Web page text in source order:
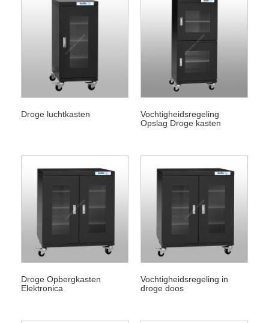
Droge luchtkasten
Vochtigheidsregeling
Opslag Droge kasten
Droge Opbergkasten
Elektronica
Vochtigheidsregeling in
droge doos